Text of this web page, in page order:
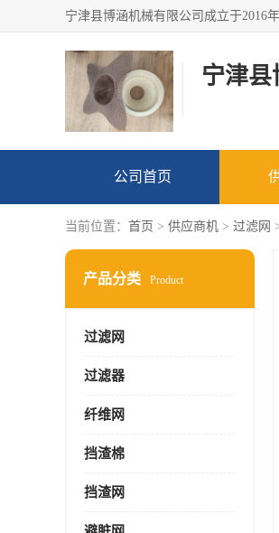
宁津县
公司首页
当前位置： 首页 > 供应商机 > 过滤网
产品分类 Product
过滤网
过滤器
纤维网
挡渣棉
挡渣网